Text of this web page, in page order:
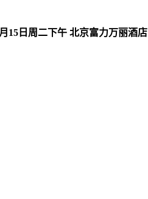
15日周二下午 北京富力万丽酒店